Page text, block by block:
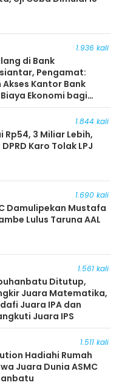
1.936 kali
di Bank
Pengamat:
Kantor Bank
Ekonomi bagi
1.844 kali
Rp54, 3 Miliar Lebih,
Karo Tolak LPJ
1.690 kali
Damulipekan Mustafa
Lulus Taruna AAL
1.561 kali
Ditutup,
Juara Matematika,
Juara IPA dan
Juara IPS
1.511 kali
Hadiahi Rumah
Juara Dunia ASMC